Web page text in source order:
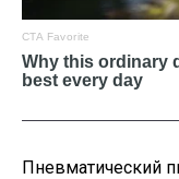
Пневматический